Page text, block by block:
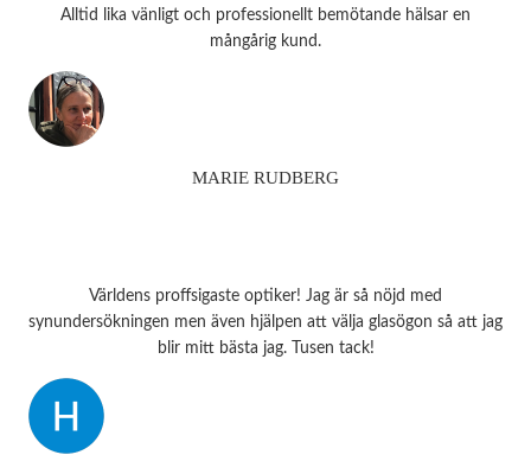
Alltid lika vänligt och professionellt bemötande hälsar en
mångårig kund.
MARIE RUDBERG
Världens proffsigaste optiker! Jag är så nöjd med
synundersökningen men även hjälpen att välja glasögon så att jag
blir mitt bästa jag. Tusen tack!